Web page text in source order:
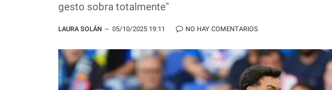
gesto sobra totalmente"
LAURA SOLÁN 05/10/2025 19:11 NO HAY COMENTARIOS